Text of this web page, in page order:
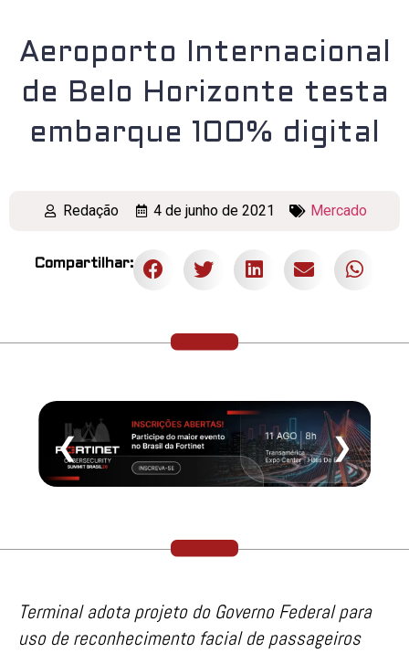
Aeroporto Internacional
de Belo Horizonte testa
embarque 100% digital
Redação 4 de junho de 2021 Mercado
Compartilhar:
❮ ❯
Terminal adota projeto do Governo Federal para
uso de reconhecimento facial de passageiros